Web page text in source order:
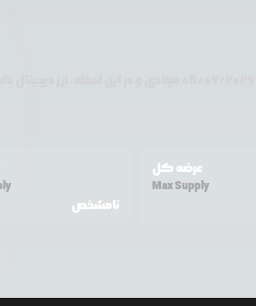
نامشخص
عرضه کل
Max Supply